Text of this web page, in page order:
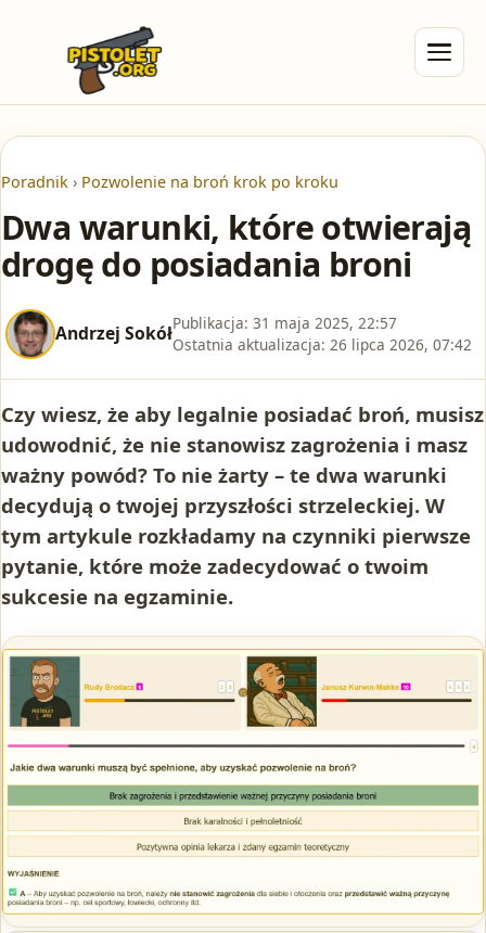
Poradnik › Pozwolenie na broń krok po kroku
Dwa warunki, które otwierają
drogę do posiadania broni
Andrzej SokółPublikacja: 31 maja 2025, 22:57
Ostatnia aktualizacja: 26 lipca 2026, 07:42
Czy wiesz, że aby legalnie posiadać broń, musisz
udowodnić, że nie stanowisz zagrożenia i masz
ważny powód? To nie żarty – te dwa warunki
decydują o twojej przyszłości strzeleckiej. W
tym artykule rozkładamy na czynniki pierwsze
pytanie, które może zadecydować o twoim
sukcesie na egzaminie.